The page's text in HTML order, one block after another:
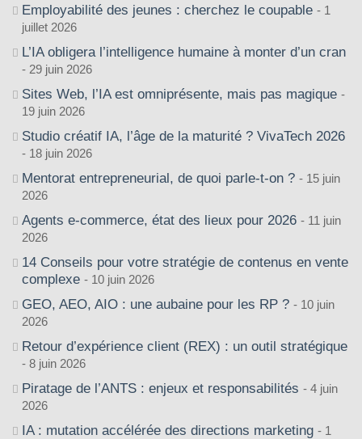
Employabilité des jeunes : cherchez le coupable
1
juillet 2026
L’IA obligera l’intelligence humaine à monter d’un cran
29 juin 2026
Sites Web, l’IA est omniprésente, mais pas magique
19 juin 2026
Studio créatif IA, l’âge de la maturité ? VivaTech 2026
18 juin 2026
Mentorat entrepreneurial, de quoi parle-t-on ?
15 juin
2026
Agents e-commerce, état des lieux pour 2026
11 juin
2026
14 Conseils pour votre stratégie de contenus en vente
complexe
10 juin 2026
GEO, AEO, AIO : une aubaine pour les RP ?
10 juin
2026
Retour d’expérience client (REX) : un outil stratégique
8 juin 2026
Piratage de l’ANTS : enjeux et responsabilités
4 juin
2026
IA : mutation accélérée des directions marketing
1